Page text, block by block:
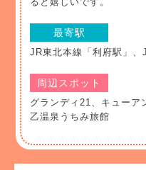
最寄駅
JR東北本線「利府駅」、
周辺スポット
グランディ21、キューア
乙温泉うちみ旅館